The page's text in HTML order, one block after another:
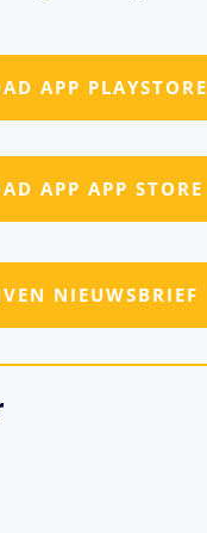
APP PLAYSTORE
APP APP STORE
NIEUWSBRIEF